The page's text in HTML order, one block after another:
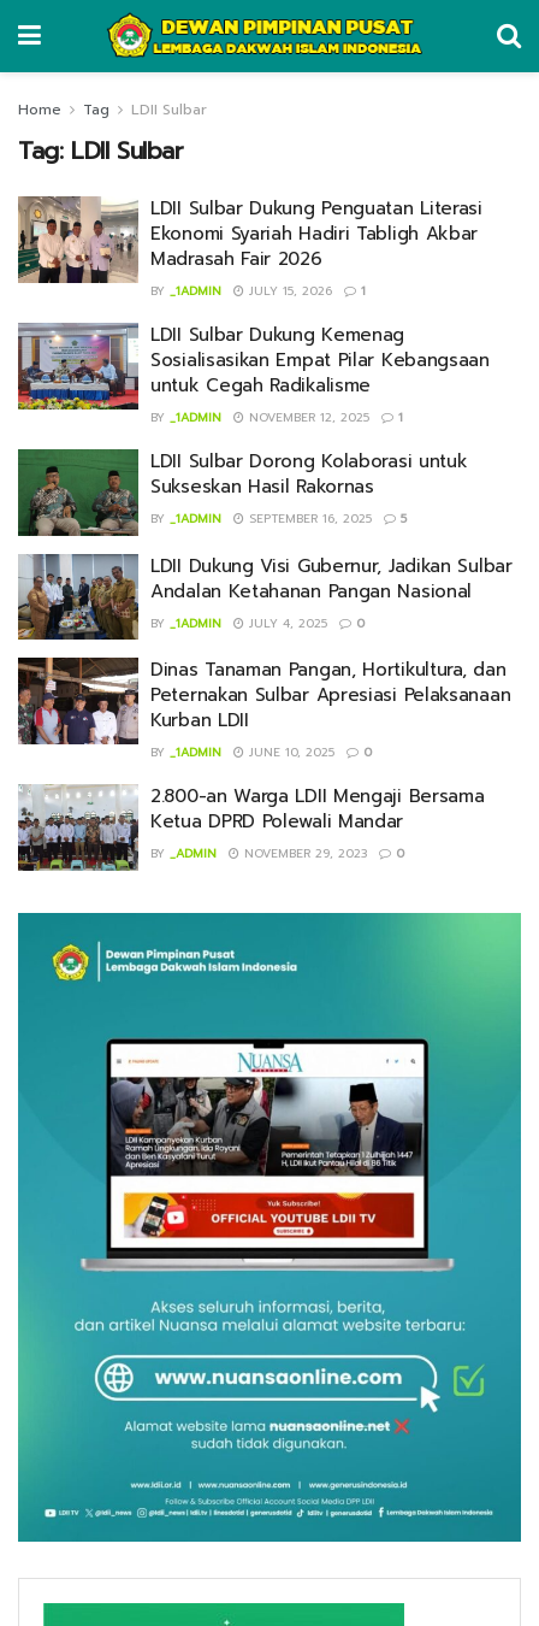
Home Tag LDII Sulbar
Tag: LDII Sulbar
LDII Sulbar Dukung Penguatan Literasi
Ekonomi Syariah Hadiri Tabligh Akbar
Madrasah Fair 2026
BY _1ADMIN JULY 15, 2026 1
LDII Sulbar Dukung Kemenag
Sosialisasikan Empat Pilar Kebangsaan
untuk Cegah Radikalisme
BY _1ADMIN NOVEMBER 12, 2025 1
LDII Sulbar Dorong Kolaborasi untuk
Sukseskan Hasil Rakornas
BY _1ADMIN SEPTEMBER 16, 2025 5
LDII Dukung Visi Gubernur, Jadikan Sulbar
Andalan Ketahanan Pangan Nasional
BY _1ADMIN JULY 4, 2025 0
Dinas Tanaman Pangan, Hortikultura, dan
Peternakan Sulbar Apresiasi Pelaksanaan
Kurban LDII
BY _1ADMIN JUNE 10, 2025 0
2.800-an Warga LDII Mengaji Bersama
Ketua DPRD Polewali Mandar
BY _ADMIN NOVEMBER 29, 2023 0